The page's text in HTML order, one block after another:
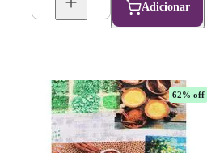
Adicionar
62% off